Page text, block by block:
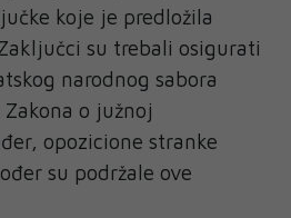
koje je predložila
su trebali osigurati
narodnog sabora
o južnoj
opozicione stranke
su podržale ove